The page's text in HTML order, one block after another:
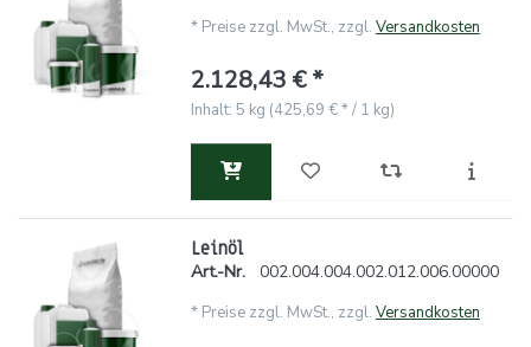
* Preise zzgl. MwSt., zzgl. Versandkosten
2.128,43 € *
Inhalt: 5 kg (425,69 € * / 1 kg)
Leinöl
Art.-Nr. 002.004.004.002.012.006.00000
* Preise zzgl. MwSt., zzgl. Versandkosten